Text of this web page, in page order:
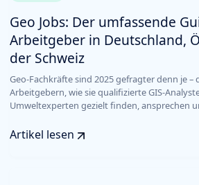
Geo Jobs: Der umfassende
Arbeitgeber in Deutschland,
der Schweiz
Geo-Fachkräfte sind 2025 gefragter denn je –
Arbeitgebern, wie sie qualifizierte GIS-
Umweltexperten gezielt finden, ansprechen
Artikel lesen